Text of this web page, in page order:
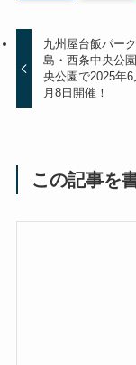
九州屋台飯パー
島・西条中央公
央公園で2025年
月8日開催！
この記事を